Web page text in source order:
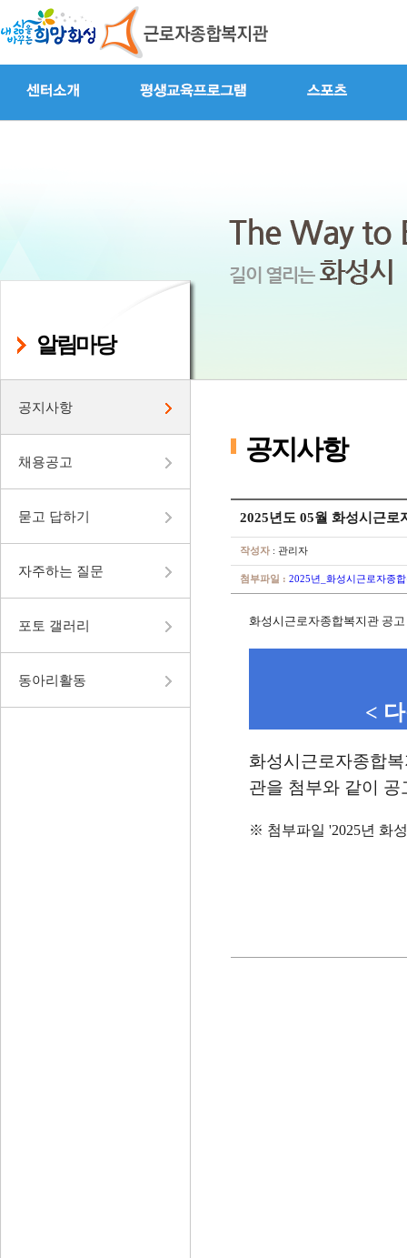
알림마당
공지사항
채용공고
묻고 답하기
자주하는 질문
포토 갤러리
동아리활동
공지사항
2025년도 05월 화성시근로
작성자 : 관리자
첨부파일 : 2025년_화성시근로자종
화성시근로자종합복지관 공고
<
화성시근로자종합
관을 첨부와 같이 공
※ 첨부파일 '2025년 화